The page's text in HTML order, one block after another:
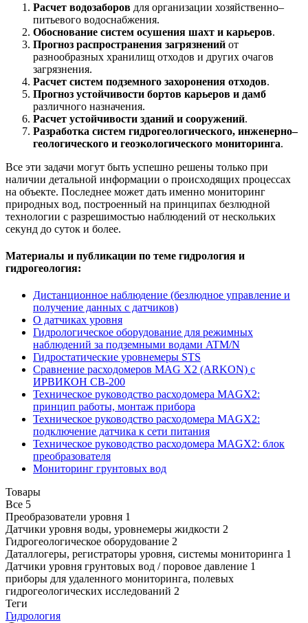
Расчет водозаборов для организации хозяйственно–
питьевого водоснабжения.
Обоснование систем осушения шахт и карьеров.
Прогноз распространения загрязнений от
разнообразных хранилищ отходов и других очагов
загрязнения.
Расчет систем подземного захоронения отходов.
Прогноз устойчивости бортов карьеров и дамб
различного назначения.
Расчет устойчивости зданий и сооружений.
Разработка систем гидрогеологического, инженерно–
геологического и геоэкологического мониторинга.
Все эти задачи могут быть успешно решены только при
наличии детальной информации о происходящих процессах
на объекте. Последнее может дать именно мониторинг
природных вод, построенный на принципах безлюдной
технологии с разрешимостью наблюдений от нескольких
секунд до суток и более.
Материалы и публикации по теме гидрология и
гидрогеология:
Дистанционное наблюдение (безлюдное управление и
получение данных с датчиков)
О датчиках уровня
Гидрологическое оборудование для режимных
наблюдений за подземными водами ATM/N
Гидростатические уровнемеры STS
Сравнение расходомеров MAG X2 (ARKON) с
ИРВИКОН СВ-200
Техническое руководство расходомера MAGX2:
принцип работы, монтаж прибора
Техническое руководство расходомера MAGX2:
подключение датчика к сети питания
Техническое руководство расходомера MAGX2: блок
преобразователя
Мониторинг грунтовых вод
Товары
Все 5
Преобразователи уровня 1
Датчики уровня воды, уровнемеры жидкости 2
Гидрогеологическое оборудование 2
Даталлогеры, регистраторы уровня, системы мониторинга 1
Датчики уровня грунтовых вод / поровое давление 1
приборы для удаленного мониторинга, полевых
гидрогеологических исследований 2
Теги
Гидрология